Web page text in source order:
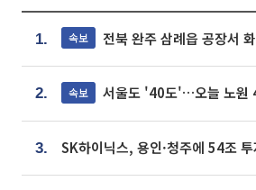
1. 속보 전북 완주 삼례읍 공장서
2. 속보 서울도 '40도'…오늘 노원
3.